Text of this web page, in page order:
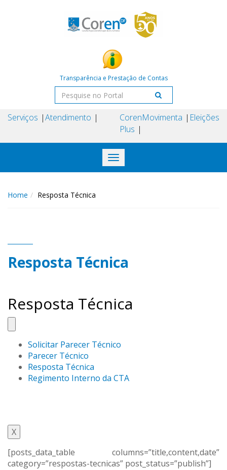
Transparência e Prestação de Contas
Serviços Atendimento
Coren
Plus
Movimenta Eleições
Toggle
navigation
Home Resposta Técnica
Resposta Técnica
Resposta Técnica
Solicitar Parecer Técnico
Parecer Técnico
Resposta Técnica
Regimento Interno da CTA
X
[posts_data_table columns=”title,content,date”
category=”respostas-tecnicas” post_status=”publish”]